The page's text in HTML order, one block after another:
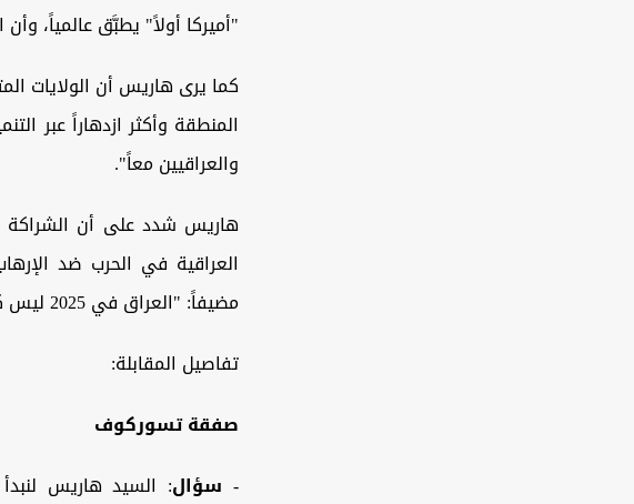
"أميركا أولاً" يطبَّق عالمياً،
كما يرى هاريس أن الولايات
المنطقة وأكثر ازدهاراً عبر
والعراقيين معاً".
هاريس شدد على أن الشراكة
العراقية في الحرب ضد
مضيفاً: "العراق في 2025 ليس كما كان في الماضي".
تفاصيل المقابلة:
صفقة تسوركوف
- سؤال: السيد هاريس